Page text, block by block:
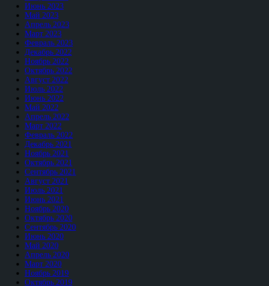
Июнь 2023
Май 2023
Апрель 2023
Март 2023
Февраль 2023
Декабрь 2022
Ноябрь 2022
Октябрь 2022
Август 2022
Июль 2022
Июнь 2022
Май 2022
Апрель 2022
Март 2022
Февраль 2022
Декабрь 2021
Ноябрь 2021
Октябрь 2021
Сентябрь 2021
Август 2021
Июль 2021
Июнь 2021
Ноябрь 2020
Октябрь 2020
Сентябрь 2020
Июнь 2020
Май 2020
Апрель 2020
Март 2020
Ноябрь 2019
Октябрь 2019